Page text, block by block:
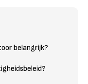
belangrijk?